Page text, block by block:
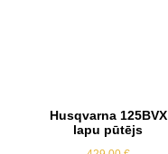
Husqvarna 125BVX
lapu pūtējs